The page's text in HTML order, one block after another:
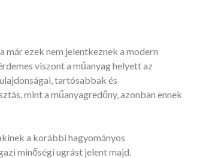
ezek nem jelentkeznek a modern
viszont a műanyag helyett az
tartósabbak és
mint a műanyagredőny, azonban ennek
a korábbi hagyományos
minőségi ugrást jelent majd.